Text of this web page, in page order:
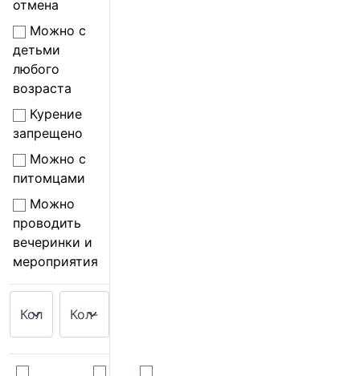
отмена
Можно с
детьми
любого
возраста
Курение
запрещено
Можно с
питомцами
Можно
проводить
вечеринки и
мероприятия